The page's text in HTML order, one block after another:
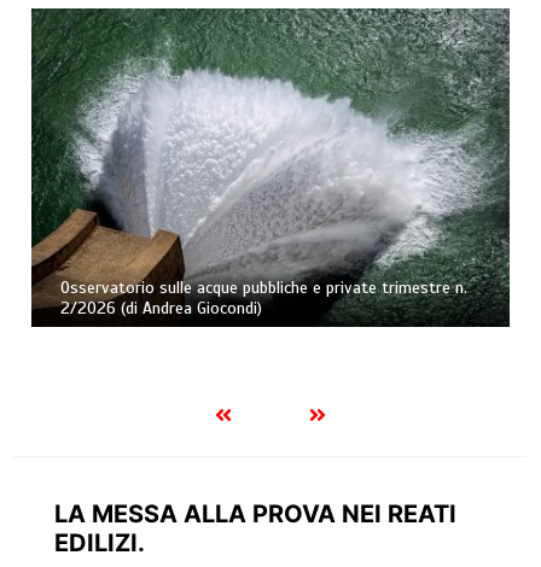
Osservatorio sulle acque pubbliche e private trimestre n.
2/2026 (di Andrea Giocondi)
LA MESSA ALLA PROVA NEI REATI
EDILIZI.